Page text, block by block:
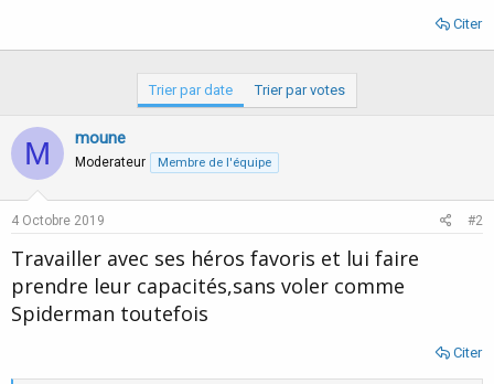
Citer
Trier par date Trier par votes
M moune
Moderateur Membre de l'équipe
4 Octobre 2019 #2
Travailler avec ses héros favoris et lui faire
prendre leur capacités,sans voler comme
Spiderman toutefois
Citer